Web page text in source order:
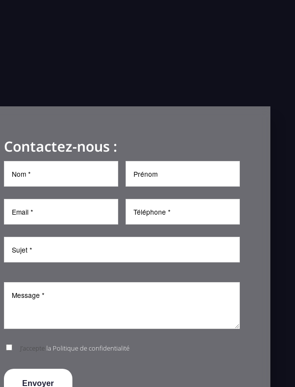
Contactez-nous :
J’accepte la Politique de confidentialité